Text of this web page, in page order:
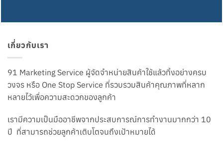
เกี่ยวกับเรา
91 Marketing Service ผู้จัดจำหน่ายสินค้าใช้แล้วทิ้งอย่างครบ
วงจร หรือ One Stop Service ที่รวบรวมสินค้าคุณภาพที่หลาก
หลายไว้เพื่อความสะดวกของลูกค้า
เรามีความเป็นมืออาชีพจากประสบการณ์การทำงานมากกว่า 10
ปี ที่สามารถช่วยลูกค้าเติบโตจนถึงเป้าหมายได้